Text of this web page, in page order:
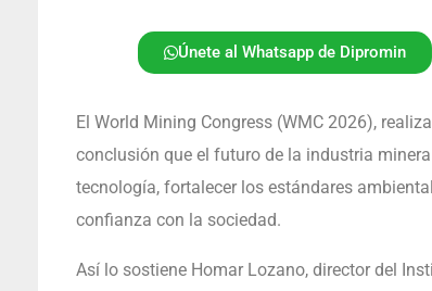
Únete al Whatsapp de Dipromin
El World Mining Congress (WMC 2026),
conclusión que el futuro de la industria
tecnología, fortalecer los estándares
confianza con la sociedad.
Así lo sostiene Homar Lozano, director del